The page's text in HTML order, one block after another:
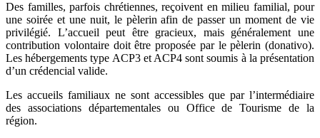
Des familles, parfois chrétiennes, reçoivent en milieu familial, pour
une soirée et une nuit, le pèlerin afin de passer un moment de vie
privilégié. L’accueil peut être gracieux, mais généralement une
contribution volontaire doit être proposée par le pèlerin (donativo).
Les hébergements type ACP3 et ACP4 sont soumis à la présentation
d’un crédencial valide.
Les accueils familiaux ne sont accessibles que par l’intermédiaire
des associations départementales ou Office de Tourisme de la
région.